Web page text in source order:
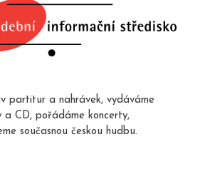
partitur a nahrávek, vydáváme
a CD, pořádáme koncerty,
současnou českou hudbu.